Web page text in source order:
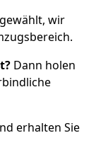
wir
Dann holen
erhalten Sie